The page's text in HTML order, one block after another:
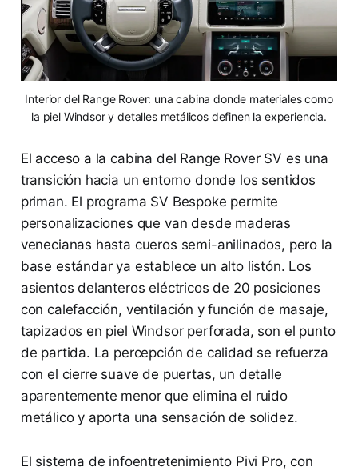
Interior del Range Rover: una cabina donde materiales como
la piel Windsor y detalles metálicos definen la experiencia.
El acceso a la cabina del Range Rover SV es una
transición hacia un entorno donde los sentidos
priman. El programa SV Bespoke permite
personalizaciones que van desde maderas
venecianas hasta cueros semi-anilinados, pero la
base estándar ya establece un alto listón. Los
asientos delanteros eléctricos de 20 posiciones
con calefacción, ventilación y función de masaje,
tapizados en piel Windsor perforada, son el punto
de partida. La percepción de calidad se refuerza
con el cierre suave de puertas, un detalle
aparentemente menor que elimina el ruido
metálico y aporta una sensación de solidez.
El sistema de infoentretenimiento Pivi Pro, con